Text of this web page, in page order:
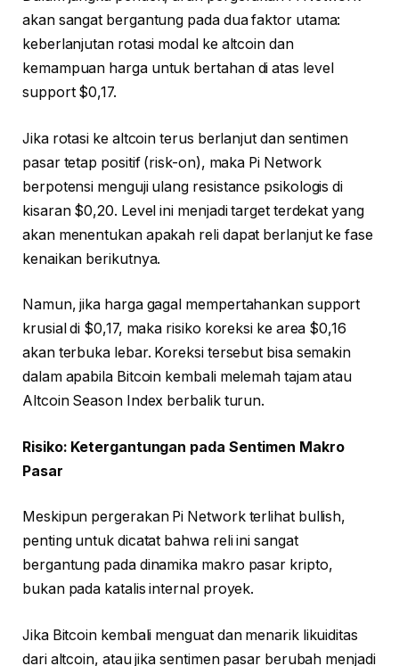
akan sangat bergantung pada dua faktor utama:
keberlanjutan rotasi modal ke altcoin dan
kemampuan harga untuk bertahan di atas level
support $0,17.
Jika rotasi ke altcoin terus berlanjut dan sentimen
pasar tetap positif (risk-on), maka Pi Network
berpotensi menguji ulang resistance psikologis di
kisaran $0,20. Level ini menjadi target terdekat yang
akan menentukan apakah reli dapat berlanjut ke fase
kenaikan berikutnya.
Namun, jika harga gagal mempertahankan support
krusial di $0,17, maka risiko koreksi ke area $0,16
akan terbuka lebar. Koreksi tersebut bisa semakin
dalam apabila Bitcoin kembali melemah tajam atau
Altcoin Season Index berbalik turun.
Risiko: Ketergantungan pada Sentimen Makro
Pasar
Meskipun pergerakan Pi Network terlihat bullish,
penting untuk dicatat bahwa reli ini sangat
bergantung pada dinamika makro pasar kripto,
bukan pada katalis internal proyek.
Jika Bitcoin kembali menguat dan menarik likuiditas
dari altcoin, atau jika sentimen pasar berubah menjadi